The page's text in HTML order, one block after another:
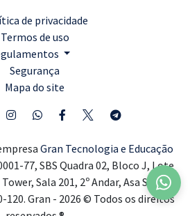
de privacidade
Termos de uso
Segurança
Mapa do site
Gran Tecnologia e Educação
77, SBS Quadra 02, Bloco J, Lote
Sala 201, 2º Andar, Asa Sul,
120. Gran - 2026 © Todos os direitos